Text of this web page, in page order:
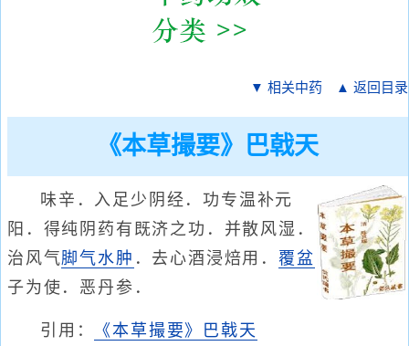
▼ 相关中药 ▲ 返回目录
《本草撮要》巴戟天
味辛．入足少阴经．功专温补元
阳．得纯阴药有既济之功．并散风湿．
治风气脚气水肿 ．去心酒浸焙用．覆盆
子为使．恶丹参．
引用： 《本草撮要》巴戟天